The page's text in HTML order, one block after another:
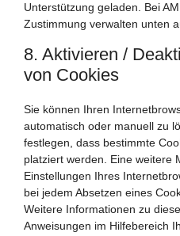
Unterstützung geladen. Bei
Zustimmung verwalten unten
8. Aktivieren /
von Cookies
Sie können Ihren
automatisch oder manuell zu
festlegen, dass bestimmte
platziert werden. Eine weitere
Einstellungen Ihres
bei jedem Absetzen eines
Weitere Informationen zu
Anweisungen im Hilfebereich